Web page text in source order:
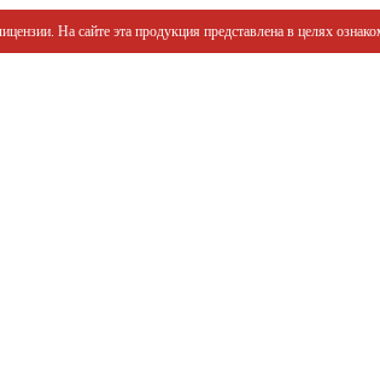
На сайте эта продукция представлена в целях